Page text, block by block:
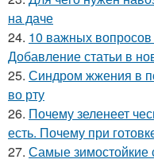
на даче
24. 10 важных
Добавление статьи в
25. Синдром жжения в
во рту
26. Почему зеленеет
есть. Почему при
27. Самые зимостойкие